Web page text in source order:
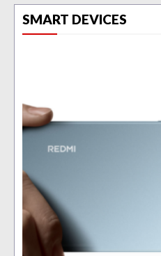
SMART DEVICES